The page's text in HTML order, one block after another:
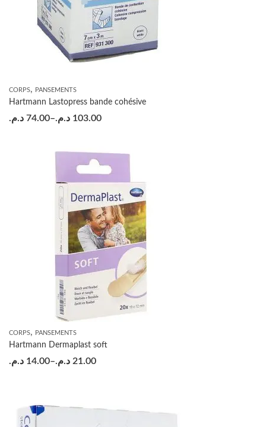
CORPS, PANSEMENTS
Hartmann Lastopress bande cohésive
74.00 د.م. – 103.00 د.م.
CORPS, PANSEMENTS
Hartmann Dermaplast soft
14.00 د.م. – 21.00 د.م.